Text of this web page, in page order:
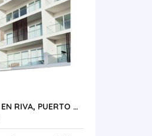
SE VENDE DEPARTAMENTOS EN RIVA, PUERTO CANCUN MÉXICO VE02-110MEX-CO